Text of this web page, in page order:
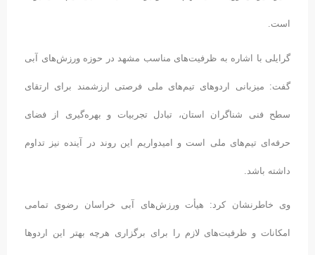
است.
گرایلی با اشاره به ظرفیت‌های مناسب مشهد در حوزه ورزش‌های آبی
گفت: میزبانی اردوهای تیم‌های ملی فرصتی ارزشمند برای ارتقای
سطح فنی شناگران استان، تبادل تجربیات و بهره‌گیری از فضای
حرفه‌ای تیم‌های ملی است و امیدواریم این روند در آینده نیز تداوم
داشته باشد.
وی خاطرنشان کرد: هیأت ورزش‌های آبی خراسان رضوی تمامی
امکانات و ظرفیت‌های لازم را برای برگزاری هرچه بهتر این اردوها